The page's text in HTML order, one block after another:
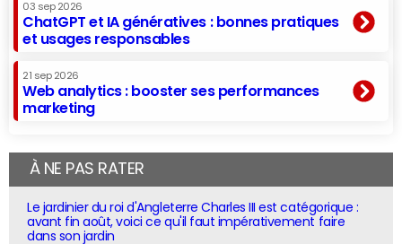
03 sep 2026
ChatGPT et IA génératives : bonnes pratiques
et usages responsables
21 sep 2026
Web analytics : booster ses performances
marketing
À NE PAS RATER
Le jardinier du roi d'Angleterre Charles III est catégorique :
avant fin août, voici ce qu'il faut impérativement faire
dans son jardin